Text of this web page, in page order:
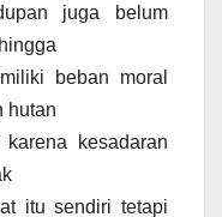
juga belum
beban moral
hutan
kesadaran
itu sendiri tetapi